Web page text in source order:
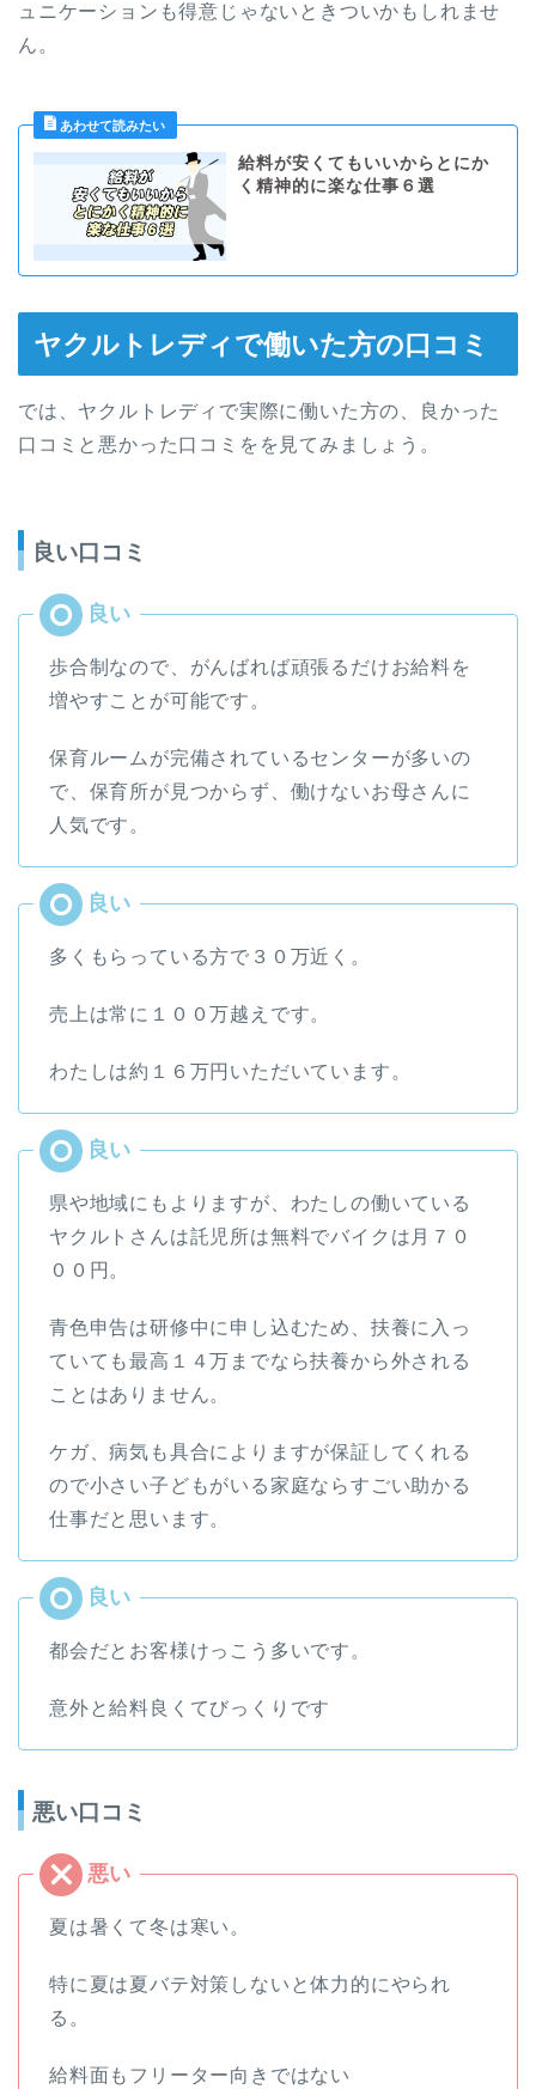
ュニケーションも得意じゃないときついかもしれませ
ん。
給料が安くてもいいからとにか
く精神的に楽な仕事６選
ヤクルトレディで働いた方の口コミ
では、ヤクルトレディで実際に働いた方の、良かった
口コミと悪かった口コミをを見てみましょう。
良い口コミ
歩合制なので、がんばれば頑張るだけお給料を
増やすことが可能です。
保育ルームが完備されているセンターが多いの
で、保育所が見つからず、働けないお母さんに
人気です。
多くもらっている方で３０万近く。
売上は常に１００万越えです。
わたしは約１６万円いただいています。
県や地域にもよりますが、わたしの働いている
ヤクルトさんは託児所は無料でバイクは月７０
００円。
青色申告は研修中に申し込むため、扶養に入っ
ていても最高１４万までなら扶養から外される
ことはありません。
ケガ、病気も具合によりますが保証してくれる
ので小さい子どもがいる家庭ならすごい助かる
仕事だと思います。
都会だとお客様けっこう多いです。
意外と給料良くてびっくりです
悪い口コミ
夏は暑くて冬は寒い。
特に夏は夏バテ対策しないと体力的にやられ
る。
給料面もフリーター向きではない